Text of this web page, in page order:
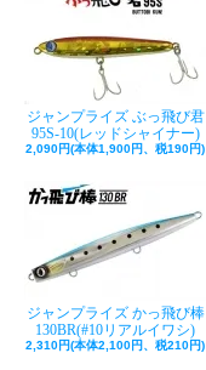
ジャンプライズ ぶっ飛び君
95S-10(レッドシャイナー)
2,090円(本体1,900円、税190円)
ジャンプライズ かっ飛び棒
130BR(#10リアルイワシ)
2,310円(本体2,100円、税210円)